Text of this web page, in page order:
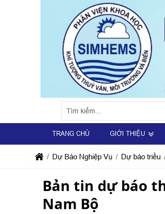
TRANG CHỦ GIỚI THIỆU
Dự Báo Nghiệp Vụ Dự báo triều
Bản tin dự báo
Nam Bộ